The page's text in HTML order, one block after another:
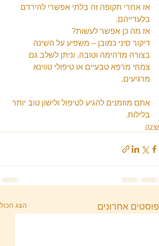
אז אחרי תקופה זה בלתי אפשרי להירדם
בלעדייהם.
אז מה כן אפשר לעשות?
דיקור סיני כמובן – משפיע על השינה
בצורה מדהימה וטובה. וניתן לשלב גם
צמחי מרפא טבעיים או טיפולי טווינא
מרגיעים.
אתם מוזמנים להגיע לטיפול ולישון טוב יותר
בלילות.
שינה
פוסטים אחרונים הצג הכול